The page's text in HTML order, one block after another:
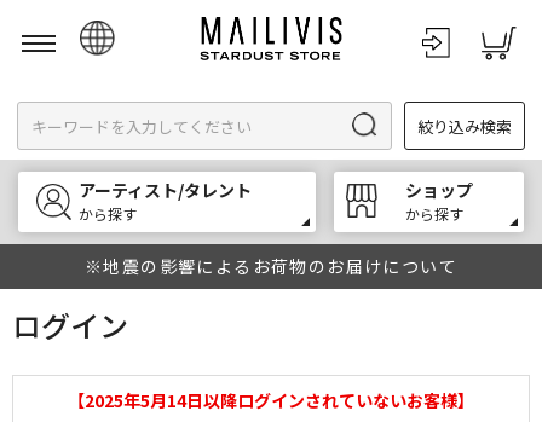
English
한국어
中文
絞り込み検索
アーティスト/タレント
から探す
ショップ
から探す
※地震の影響によるお荷物のお届けについて
ログイン
【2025年5月14日以降ログインされていないお客様】